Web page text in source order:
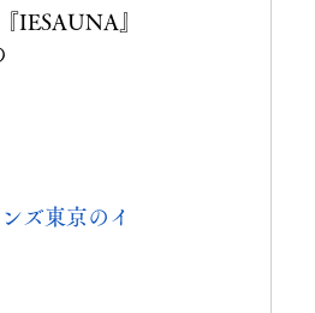
IESAUNA』
ズ東京のイ